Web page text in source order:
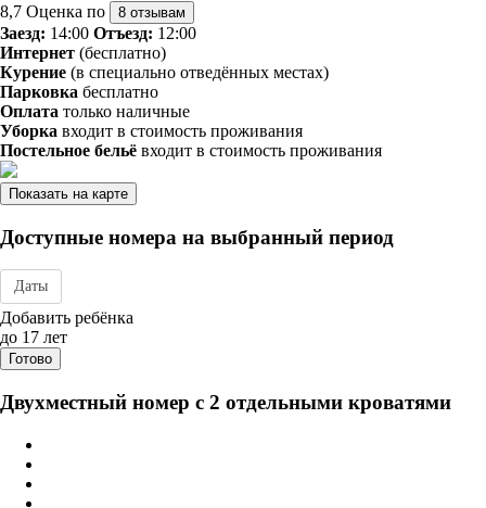
8,7 Оценка по 8 отзывам
Заезд: 14:00 Отъезд: 12:00
Интернет (бесплатно)
Курение (в специально отведённых местах)
Парковка бесплатно
Оплата только наличные
Уборка входит в стоимость проживания
Постельное бельё входит в стоимость проживания
Показать на карте
Доступные номера на выбранный период
Даты
Дата заезда - отъезда
Добавить ребёнка
до 17 лет
Готово
Двухместный номер с 2 отдельными кроватями